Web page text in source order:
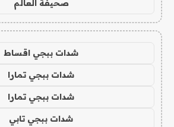
صحيفة العالم
شدات ببجي اقساط
شدات ببجي تمارا
شدات ببجي تمارا
شدات ببجي تابي